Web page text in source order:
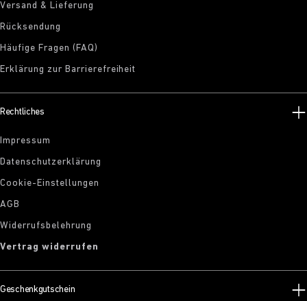
Versand & Lieferung
Rücksendung
Häufige Fragen (FAQ)
Erklärung zur Barrierefreiheit
Rechtliches
Impressum
Datenschutzerklärung
Cookie-Einstellungen
AGB
Widerrufsbelehrung
Vertrag widerrufen
Geschenkgutschein